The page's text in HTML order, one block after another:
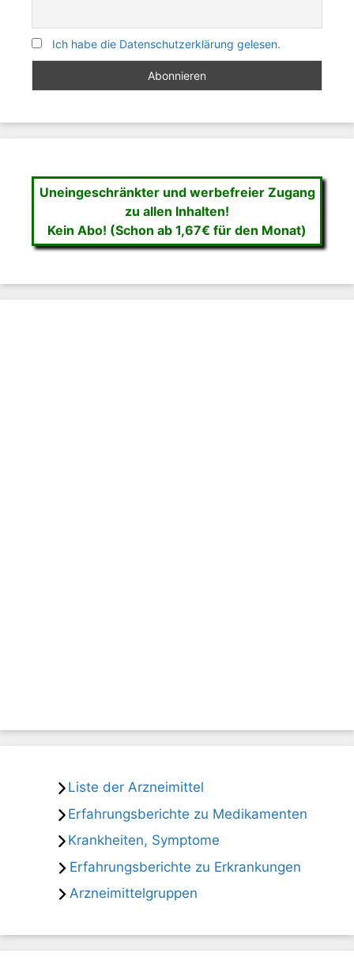
Ich habe die Datenschutzerklärung gelesen.
Uneingeschränkter und werbefreier Zugang
zu allen Inhalten!
Kein Abo! (Schon ab 1,67€ für den Monat)
Liste der Arzneimittel
Erfahrungsberichte zu Medikamenten
Krankheiten, Symptome
Erfahrungsberichte zu Erkrankungen
Arzneimittelgruppen